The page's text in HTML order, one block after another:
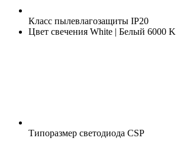
Класс пылевлагозащиты IP20
Цвет свечения White | Белый 6000 K
Типоразмер светодиода CSP